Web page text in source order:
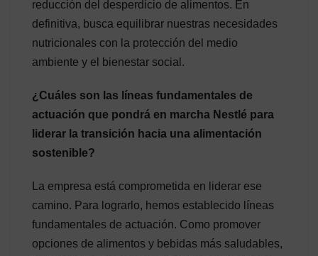
reducción del desperdicio de alimentos. En
definitiva, busca equilibrar nuestras necesidades
nutricionales con la protección del medio
ambiente y el bienestar social.
¿Cuáles son las líneas fundamentales de
actuación que pondrá en marcha Nestlé para
liderar la transición hacia una alimentación
sostenible?
La empresa está comprometida en liderar ese
camino. Para lograrlo, hemos establecido líneas
fundamentales de actuación. Como promover
opciones de alimentos y bebidas más saludables,